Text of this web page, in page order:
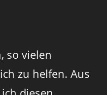
so vielen
zu helfen. Aus